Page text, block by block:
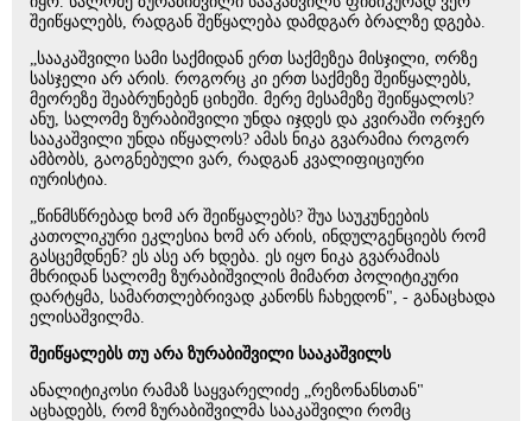
შეიწყალებს, რადგან შეწყალება დამდგარ ბრალზე დგება.
„სააკაშვილი სამი საქმიდან ერთ საქმეზეა მისჯილი, ორზე
სასჯელი არ არის. როგორც კი ერთ საქმეზე შეიწყალებს,
მეორეზე შეაბრუნებენ ციხეში. მერე მესამეზე შეიწყალოს?
ანუ, სალომე ზურაბიშვილი უნდა იჯდეს და კვირაში ორჯერ
სააკაშვილი უნდა იწყალოს? ამას ნიკა გვარამია როგორ
ამბობს, გაოგნებული ვარ, რადგან კვალიფიციური
იურისტია.
„წინმსწრებად ხომ არ შეიწყალებს? შუა საუკუნეების
კათოლიკური ეკლესია ხომ არ არის, ინდულგენციებს რომ
გასცემდნენ? ეს ასე არ ხდება. ეს იყო ნიკა გვარამიას
მხრიდან სალომე ზურაბიშვილის მიმართ პოლიტიკური
დარტყმა, სამართლებრივად კანონს ჩახედონ", - განაცხადა
ელისაშვილმა.
შეიწყალებს თუ არა ზურაბიშვილი სააკაშვილს
ანალიტიკოსი რამაზ საყვარელიძე „რეზონანსთან"
აცხადებს, რომ ზურაბიშვილმა სააკაშვილი რომც